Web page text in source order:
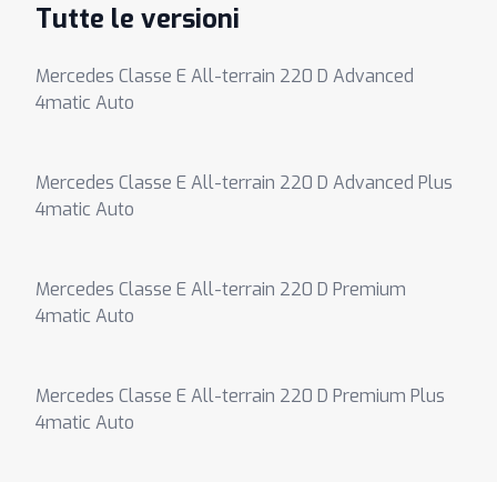
Tutte le versioni
Mercedes Classe E All-terrain 220 D Advanced
4matic Auto
Mercedes Classe E All-terrain 220 D Advanced Plus
4matic Auto
Mercedes Classe E All-terrain 220 D Premium
4matic Auto
Mercedes Classe E All-terrain 220 D Premium Plus
4matic Auto